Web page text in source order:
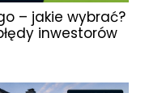
– jakie wybrać?
inwestorów